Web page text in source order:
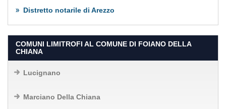
Distretto notarile di Arezzo
COMUNI LIMITROFI AL COMUNE DI FOIANO DELLA
CHIANA
Lucignano
Marciano Della Chiana